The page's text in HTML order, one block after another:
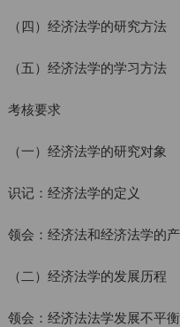
（四）经济法学的研究方法
（五）经济法学的学习方法
考核要求
（一）经济法学的研究对象
识记：经济法学的定义
领会：经济法和经济法学的
（二）经济法学的发展历程
领会：经济法法学发展不平